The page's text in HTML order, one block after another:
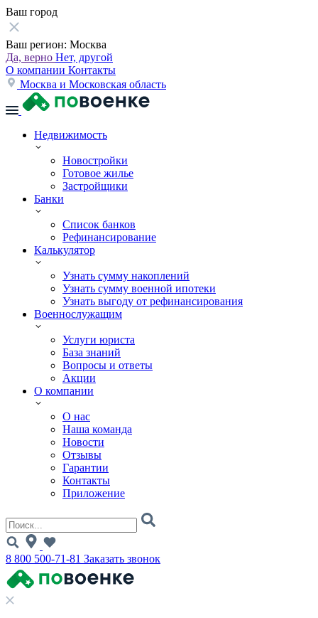
Ваш город
Ваш регион: Москва
Да, верно Нет, другой
О компании Контакты
Москва и Московская область
Недвижимость
Новостройки
Готовое жилье
Застройщики
Банки
Список банков
Рефинансирование
Калькулятор
Узнать сумму накоплений
Узнать сумму военной ипотеки
Узнать выгоду от рефинансирования
Военнослужащим
Услуги юриста
База знаний
Вопросы и ответы
Акции
О компании
О нас
Наша команда
Новости
Отзывы
Гарантии
Контакты
Приложение
8 800 500-71-81 Заказать звонок